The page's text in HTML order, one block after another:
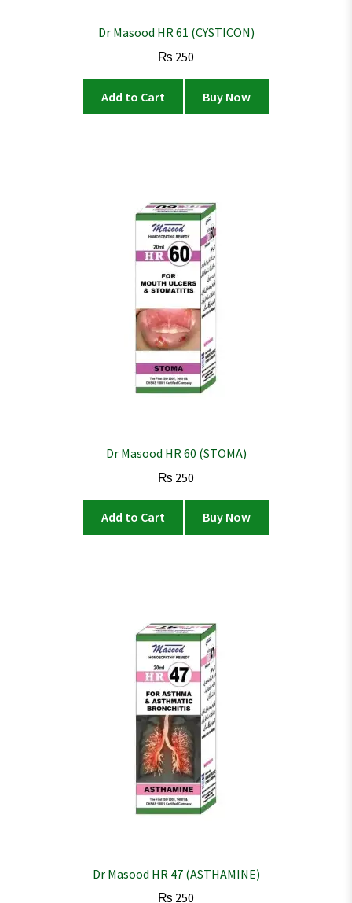
Dr Masood HR 61 (CYSTICON)
₨ 250
Add to Cart Buy Now
Dr Masood HR 60 (STOMA)
₨ 250
Add to Cart Buy Now
Dr Masood HR 47 (ASTHAMINE)
₨ 250